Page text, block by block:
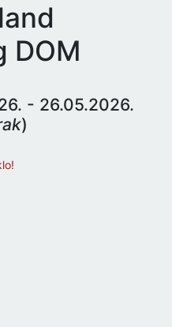
DOM
- 26.05.2026.
)